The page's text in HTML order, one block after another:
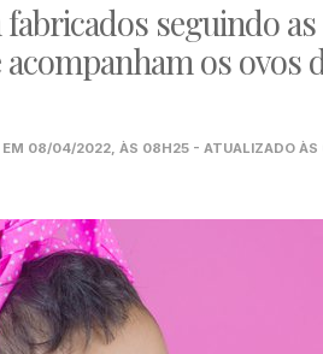
fabricados seguindo
os ovos
EM 08/04/2022, ÀS 08H25 - ATUALIZADO